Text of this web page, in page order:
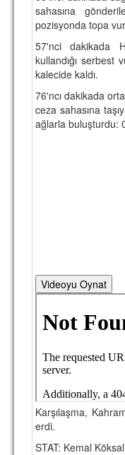
FOTOĞRAF
MARŞ &
KULÜP
AMBLEM
SPOR
BASINDAN
KUPA
ESKİ
HAKKIMIZDA
MİSYON
sahasına
pozisyonda topa
57'nci dakikada
kullandığı serbest
kalecide kaldı.
76'ncı dakikada
ceza sahasına
ağlarla buluşturdu:
Videoyu Oynat
Karşılaşma,
erdi.
STAT: Kemal Köksal